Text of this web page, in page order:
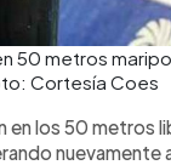
50 metros
Cortesía Coes
en los 50 metros
nuevamente